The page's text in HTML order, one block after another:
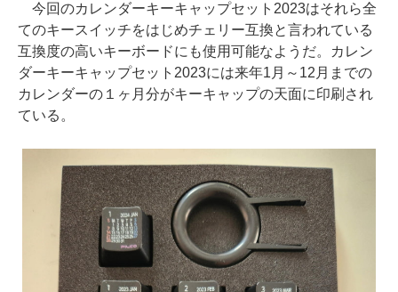
今回のカレンダーキーキャップセット2023はそれら全
てのキースイッチをはじめチェリー互換と言われている
互換度の高いキーボードにも使用可能なようだ。カレン
ダーキーキャップセット2023には来年1月～12月までの
カレンダーの１ヶ月分がキーキャップの天面に印刷され
ている。